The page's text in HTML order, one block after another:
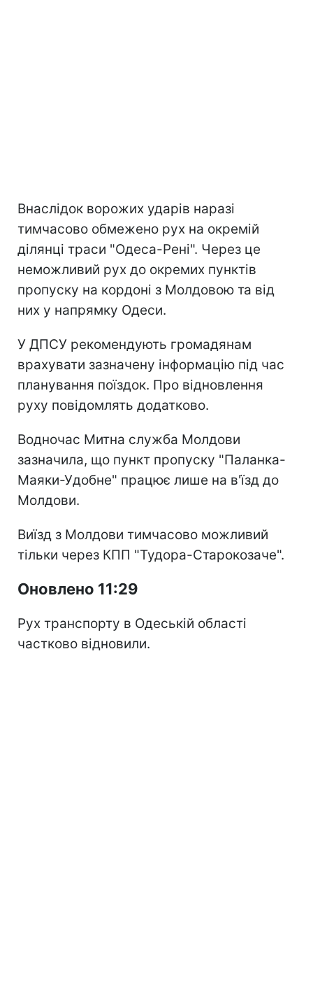
Внаслідок ворожих ударів наразі
тимчасово обмежено рух на окремій
ділянці траси "Одеса-Рені". Через це
неможливий рух до окремих пунктів
пропуску на кордоні з Молдовою та від
них у напрямку Одеси.
У ДПСУ рекомендують громадянам
врахувати зазначену інформацію під час
планування поїздок. Про відновлення
руху повідомлять додатково.
Водночас Митна служба Молдови
зазначила, що пункт пропуску "Паланка-
Маяки-Удобне" працює лише на в'їзд до
Молдови.
Виїзд з Молдови тимчасово можливий
тільки через КПП "Тудора-Старокозаче".
Оновлено 11:29
Рух транспорту в Одеській області
частково відновили.